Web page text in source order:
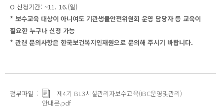
O 신청기간: ~11. 16.(일)
* 보수교육 대상이 아니여도 기관생물안전위원회 운영 담당자 등 교육이
필요한 누구나 신청 가능
* 관련 문의사항은 한국보건복지인재원으로 문의해 주시기 바랍니다.
첨부파일
제4기 BL3시설관리자보수교육(IBC운영및관리)
안내문.pdf